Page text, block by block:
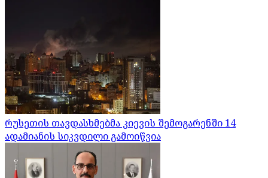
რუსეთის თავდასხმებმა კიევის შემოგარენში 14
ადამიანის სიკვდილი გამოიწვია